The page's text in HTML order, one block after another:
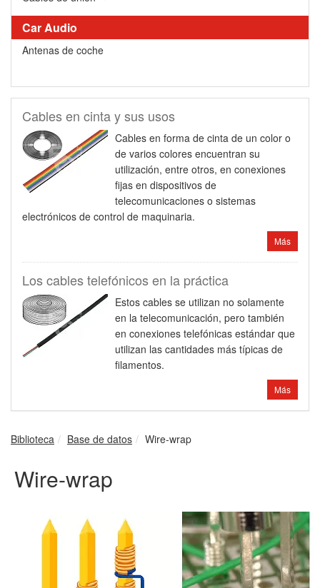
Car Audio
Antenas de coche
Cables en cinta y sus usos
Cables en forma de cinta de un color o
de varios colores encuentran su
utilización, entre otros, en conexiones
fijas en dispositivos de
telecomunicaciones o sistemas
electrónicos de control de maquinaria.
Más
Los cables telefónicos en la práctica
Estos cables se utilizan no solamente
en la telecomunicación, pero también
en conexiones telefónicas estándar que
utilizan las cantidades más típicas de
filamentos.
Más
Biblioteca Base de datos Wire-wrap
Wire-wrap